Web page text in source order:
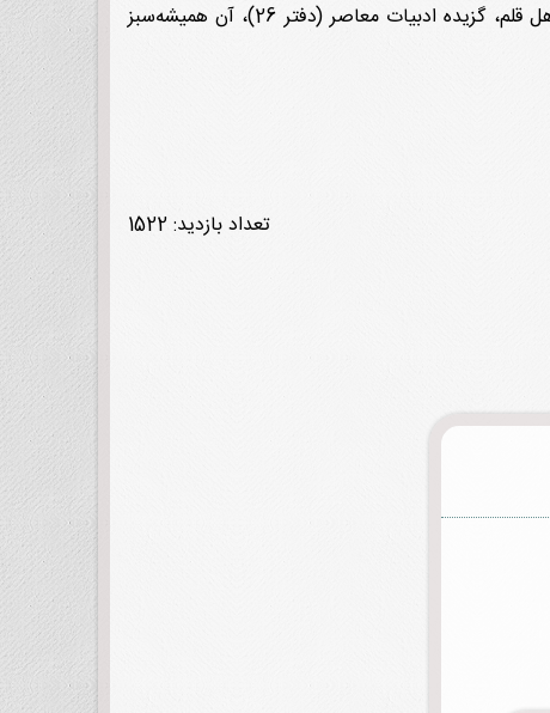
غریبانه (مجموعه شعر)، حماسه‌های همیشه (3جلد)، گل، غزل، گلوله، آیینه در غبار (تأملی در تذکره‌های شعر فارسی)، اهل قلم، گزیده ادبیات معاصر (دفتر 26)، آن همیشه‌سبز
تعداد بازدید: 1522